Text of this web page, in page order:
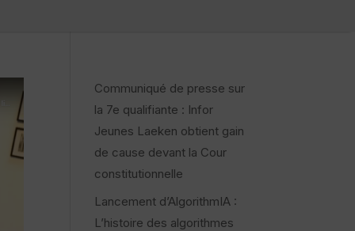
Communiqué de presse sur
la 7e qualifiante : Infor
Jeunes Laeken obtient gain
de cause devant la Cour
constitutionnelle
Lancement d’AlgorithmIA :
L’histoire des algorithmes